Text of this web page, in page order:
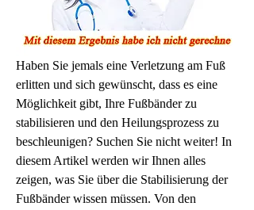
Haben Sie jemals eine Verletzung am Fuß
erlitten und sich gewünscht, dass es eine
Möglichkeit gibt, Ihre Fußbänder zu
stabilisieren und den Heilungsprozess zu
beschleunigen? Suchen Sie nicht weiter! In
diesem Artikel werden wir Ihnen alles
zeigen, was Sie über die Stabilisierung der
Fußbänder wissen müssen. Von den